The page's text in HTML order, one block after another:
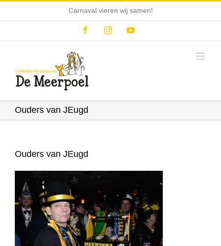
Carnaval vieren wij samen!
FacebookInstagramYouTube
Ouders van JEugd
Ouders van JEugd